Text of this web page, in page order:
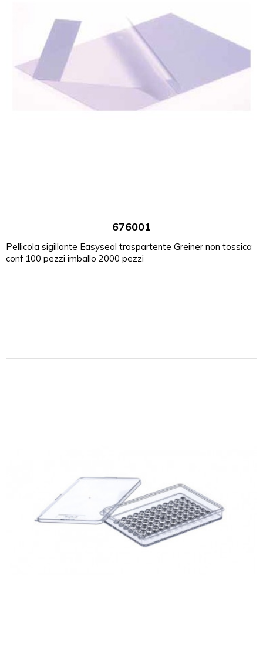
676001
Pellicola sigillante Easyseal traspartente Greiner non tossica
conf 100 pezzi imballo 2000 pezzi